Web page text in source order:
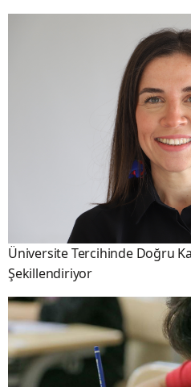
Üniversite Tercihinde Doğru
Şekillendiriyor